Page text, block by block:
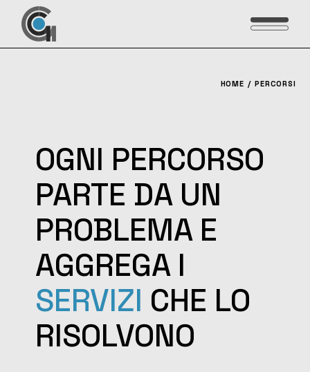
contenuto
HOME PERCORSI
OGNI PERCORSO
PARTE DA UN
PROBLEMA E
AGGREGA I
SERVIZI CHE LO
RISOLVONO